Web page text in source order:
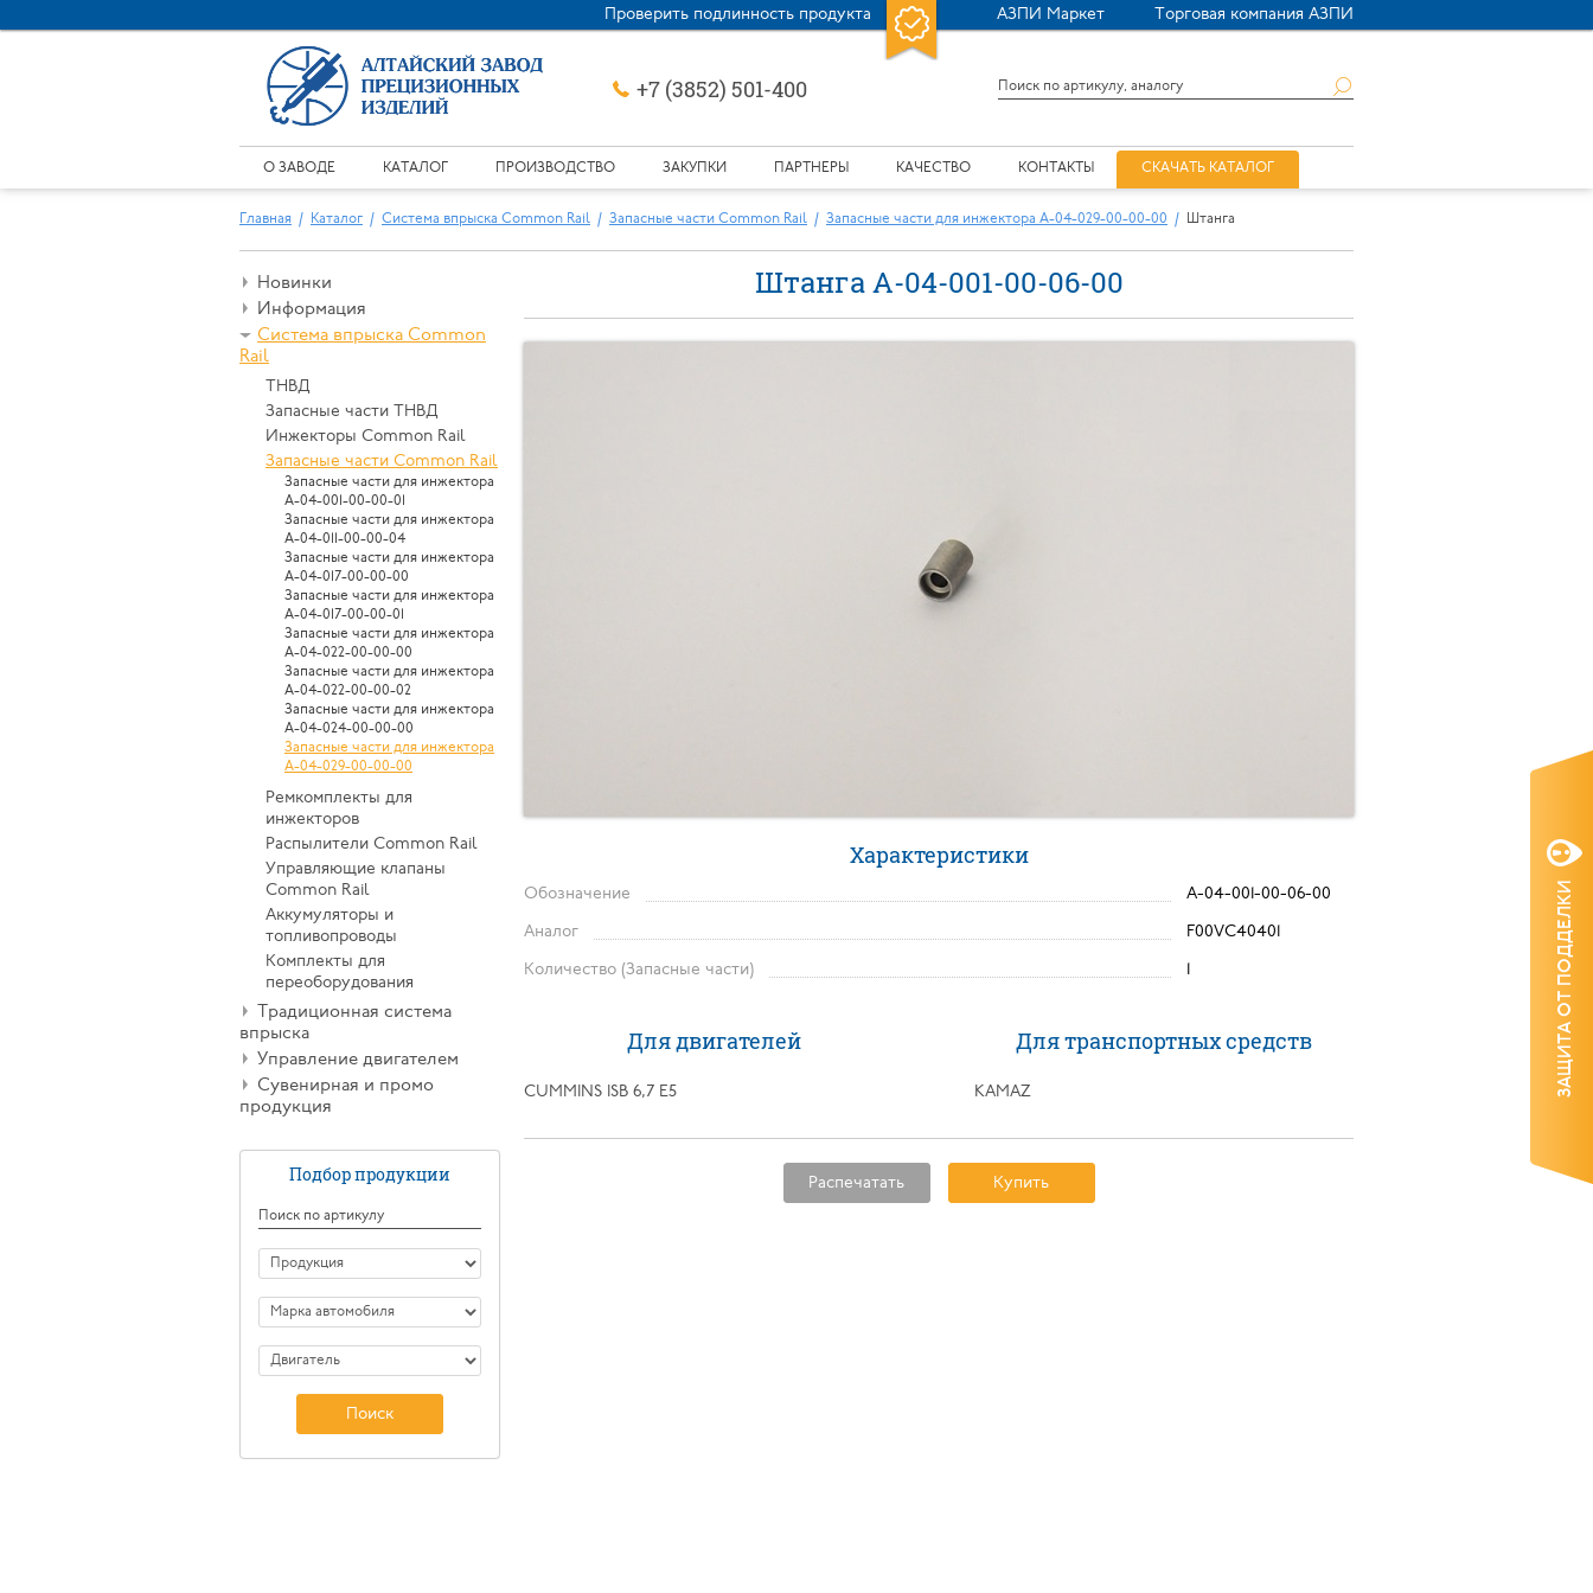
Проверить подлинность продукта АЗПИ Маркет Торговая компания АЗПИ
+7 (3852) 501-400
О ЗАВОДЕ КАТАЛОГ ПРОИЗВОДСТВО ЗАКУПКИ ПАРТНЕРЫ КАЧЕСТВО КОНТАКТЫ СКАЧАТЬ КАТАЛОГ
Главная Каталог Система впрыска Common Rail Запасные части Common Rail Запасные части для инжектора А-04-029-00-00-00 Штанга
Новинки
Информация
Система впрыска Common
Rail
ТНВД
Запасные части ТНВД
Инжекторы Common Rail
Запасные части Common Rail
Запасные части для инжектора
А-04-001-00-00-01
Запасные части для инжектора
А-04-011-00-00-04
Запасные части для инжектора
А-04-017-00-00-00
Запасные части для инжектора
А-04-017-00-00-01
Запасные части для инжектора
A-04-022-00-00-00
Запасные части для инжектора
A-04-022-00-00-02
Запасные части для инжектора
А-04-024-00-00-00
Запасные части для инжектора
А-04-029-00-00-00
Ремкомплекты для
инжекторов
Распылители Common Rail
Управляющие клапаны
Common Rail
Аккумуляторы и
топливопроводы
Комплекты для
переоборудования
Традиционная система
впрыска
Управление двигателем
Сувенирная и промо
продукция
Подбор продукции
Поиск
Штанга А-04-001-00-06-00
Характеристики
Обозначение А-04-001-00-06-00
Аналог F00VC40401
Количество (Запасные части) 1
Для двигателей
CUMMINS ISB 6,7 E5
Для транспортных средств
KAMAZ
Распечатать Купить
ЗАЩИТА ОТ ПОДДЕЛКИ